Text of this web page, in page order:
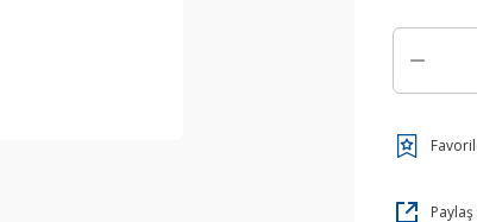
Paylaş